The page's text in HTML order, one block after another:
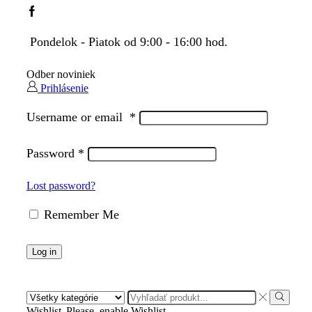
Facebook
Pondelok - Piatok od 9:00 - 16:00 hod.
Odber noviniek
Prihlásenie
Username or email *
Password *
Lost password?
Remember Me
Log in
Search
input
Search